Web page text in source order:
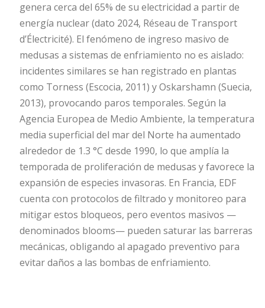
genera cerca del 65% de su electricidad a partir de
energía nuclear (dato 2024, Réseau de Transport
d’Électricité). El fenómeno de ingreso masivo de
medusas a sistemas de enfriamiento no es aislado:
incidentes similares se han registrado en plantas
como Torness (Escocia, 2011) y Oskarshamn (Suecia,
2013), provocando paros temporales. Según la
Agencia Europea de Medio Ambiente, la temperatura
media superficial del mar del Norte ha aumentado
alrededor de 1.3 °C desde 1990, lo que amplía la
temporada de proliferación de medusas y favorece la
expansión de especies invasoras. En Francia, EDF
cuenta con protocolos de filtrado y monitoreo para
mitigar estos bloqueos, pero eventos masivos —
denominados blooms— pueden saturar las barreras
mecánicas, obligando al apagado preventivo para
evitar daños a las bombas de enfriamiento.